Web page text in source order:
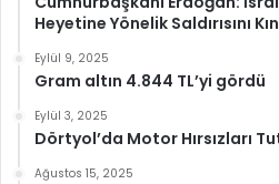
Heyetine Yönelik Saldırısını
Eylül 9, 2025
Gram altın 4.844 TL’yi gördü
Eylül 3, 2025
Dörtyol’da Motor Hırsızları
Ağustos 15, 2025